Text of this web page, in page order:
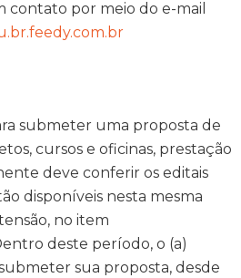
contato por meio do e-mail
submeter uma proposta de
cursos e oficinas, prestação
deve conferir os editais
disponíveis nesta mesma
no item
deste período, o (a)
sua proposta, desde